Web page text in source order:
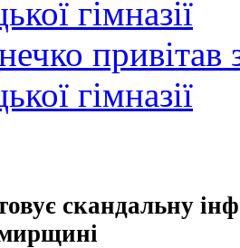
гімназії
скандальну